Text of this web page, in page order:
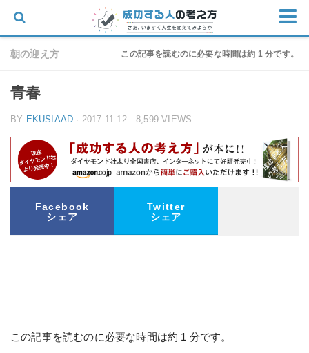
ホーム
仕事
物語
家族
朝の迎え方
お問い合わせ
朝の迎え方 この記事を読むのに必要な時間は約 1 分です。
青春
BY EKUSIAAD · 2017.11.12 8,599 VIEWS
Facebook
シェア
Twitter
シェア
この記事を読むのに必要な時間は約 1 分です。